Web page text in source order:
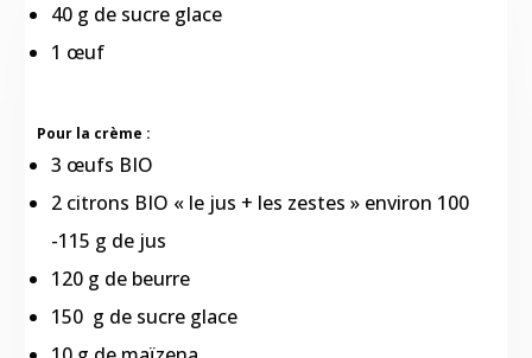
40 g de sucre glace
1 œuf
Pour la crème :
3 œufs BIO
2 citrons BIO « le jus + les zestes » environ 100
-115 g de jus
120 g de beurre
150 g de sucre glace